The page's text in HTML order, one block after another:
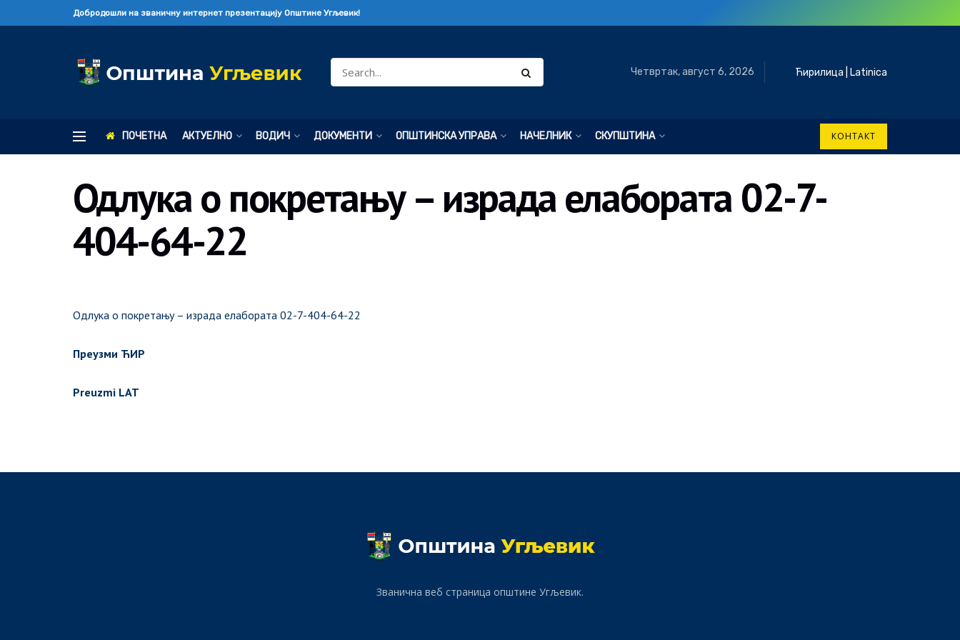
Добродошли на званичну интернет презентацију Општине Угљевик!
Четвртак, август 6, 2026 Ћирилица Latinica
ПОЧЕТНА АКТУЕЛНО ВОДИЧ ДОКУМЕНТИ ОПШТИНСКА УПРАВА НАЧЕЛНИК СКУПШТИНА КОНТАКТ
Одлука о покретању – израда елабората 02-7-
404-64-22
Одлука о покретању – израда елабората 02-7-404-64-22
Преузми ЋИР
Preuzmi LAT
Званична веб страница општине Угљевик.